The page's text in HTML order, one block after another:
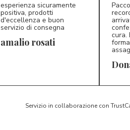
AR 5/5
esperienza sicuramente
positiva, prodotti
d'eccellenza e buon
servizio di consegna
amalio rosati
D*
cura.
Servizio in collaborazione con